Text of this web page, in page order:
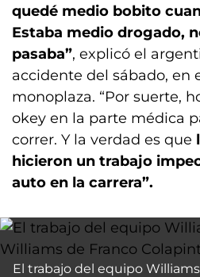
quedé medio bobito
Estaba medio drogado,
pasaba”, explicó el
accidente del sábado, en
monoplaza. “Por suerte,
okey en la parte médica
correr. Y la verdad es que
hicieron un trabajo
auto en la carrera”.
El trabajo del equipo